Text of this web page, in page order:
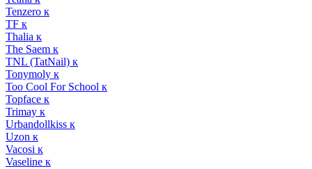
Tenzero к
TF к
Thalia к
The Saem к
TNL (TatNail) к
Tonymoly к
Too Cool For School к
Topface к
Trimay к
Urbandollkiss к
Uzon к
Vacosi к
Vaseline к